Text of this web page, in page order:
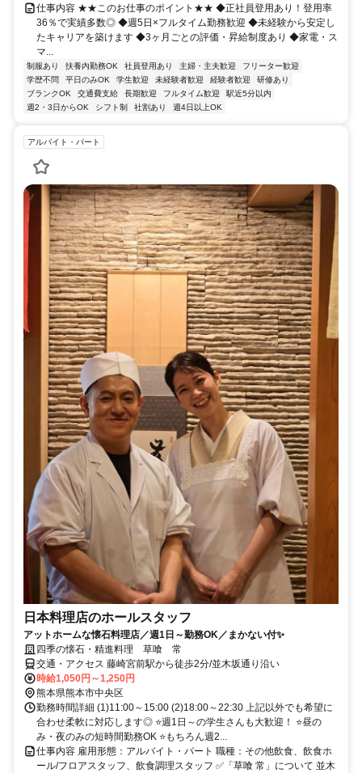
仕事内容 ★★このお仕事のポイント★★ ◆正社員登用あり！登用率
36％で実績多数◎ ◆週5日×フルタイム勤務歓迎 ◆未経験から安定し
たキャリアを築けます ◆3ヶ月ごとの評価・昇給制度あり ◆家電・ス
マ...
制服あり 扶養内勤務OK 社員登用あり 主婦・主夫歓迎
フリーター歓迎
学歴不問
平日のみOK 学生歓迎 未経験者歓迎 経験者歓迎
研修あり
ブランクOK
交通費支給 長期歓迎 フルタイム歓迎
駅近5分以内
週2・3日からOK
シフト制 社割あり 週4日以上OK
アルバイト・パート
日本料理店のホールスタッフ
アットホームな懐石料理店／週1日～勤務OK／まかない付✨
四季の懐石・精進料理 草喰 常
交通・アクセス 藤崎宮前駅から徒歩2分/並木坂通り沿い
時給1,050円～1,250円
熊本県熊本市中央区
勤務時間詳細 (1)11:00～15:00 (2)18:00～22:30 上記以外でも希望に
合わせ柔軟に対応します◎ ⭐週1日～の学生さんも大歓迎！ ⭐昼の
み・夜のみの短時間勤務OK ⭐もちろん週2...
仕事内容 雇用形態：アルバイト・パート 職種：その他飲食、飲食ホ
ール/フロアスタッフ、飲食調理スタッフ ✅「草喰 常」について 並木